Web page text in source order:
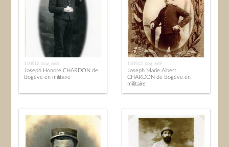
110512_bog_668
Joseph Honoré CHARDON de
Bogève en militaire
110512_bog_669
Joseph Marie Albert
CHARDON de Bogève en
militaire